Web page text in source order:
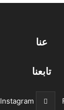
عنا
تابعنا
Instagram